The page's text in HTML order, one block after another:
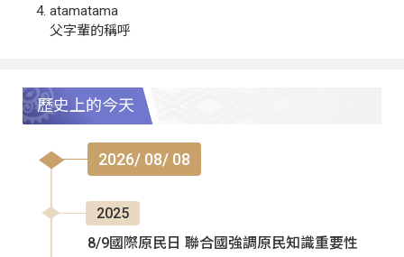
atamatama
父字輩的稱呼
歷史上的今天
2026/ 08/ 08
2025
8/9國際原民日 聯合國強調原民知識重要性